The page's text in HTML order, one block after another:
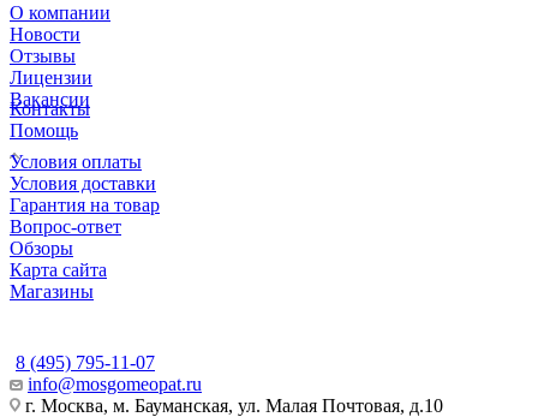
О компании
Новости
Отзывы
Лицензии
Вакансии
Контакты
Помощь
Условия оплаты
Условия доставки
Гарантия на товар
Вопрос-ответ
Обзоры
Карта сайта
Магазины
8 (495) 795-11-07
info@mosgomeopat.ru
г. Москва, м. Бауманская, ул. Малая Почтовая, д.10